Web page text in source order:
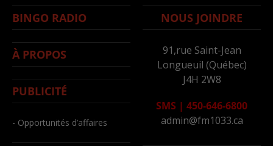
BINGO RADIO
À PROPOS
PUBLICITÉ
- Opportunités d’affaires
NOUS JOINDRE
91,rue Saint-Jean
Longueuil (Québec)
J4H 2W8
SMS | 450-646-6800
admin@fm1033.ca